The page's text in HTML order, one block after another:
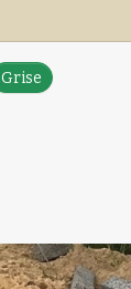
Grise